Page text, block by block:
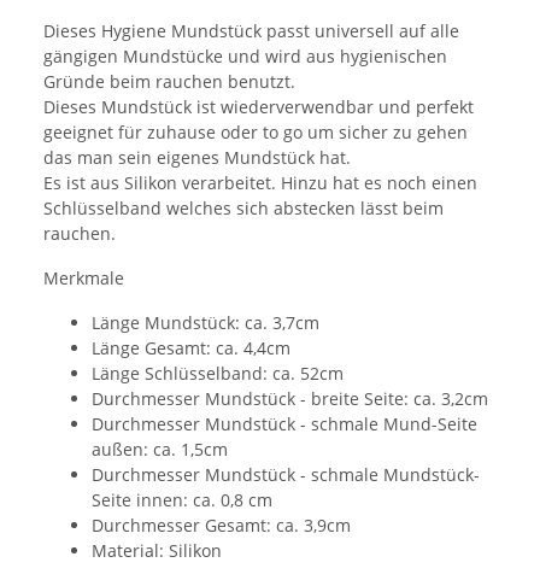
Dieses Hygiene Mundstück passt universell auf alle
gängigen Mundstücke und wird aus hygienischen
Gründe beim rauchen benutzt.
Dieses Mundstück ist wiederverwendbar und perfekt
geeignet für zuhause oder to go um sicher zu gehen
das man sein eigenes Mundstück hat.
Es ist aus Silikon verarbeitet. Hinzu hat es noch einen
Schlüsselband welches sich abstecken lässt beim
rauchen.
Merkmale
Länge Mundstück: ca. 3,7cm
Länge Gesamt: ca. 4,4cm
Länge Schlüsselband: ca. 52cm
Durchmesser Mundstück - breite Seite: ca. 3,2cm
Durchmesser Mundstück - schmale Mund-Seite
außen: ca. 1,5cm
Durchmesser Mundstück - schmale Mundstück-
Seite innen: ca. 0,8 cm
Durchmesser Gesamt: ca. 3,9cm
Material: Silikon